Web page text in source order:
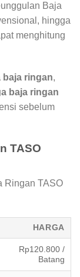
Baja
hingga
menghitung
baja ringan,
baja ringan
sebelum
TASO
Ringan TASO
HARGA
Rp120.800 /
Batang